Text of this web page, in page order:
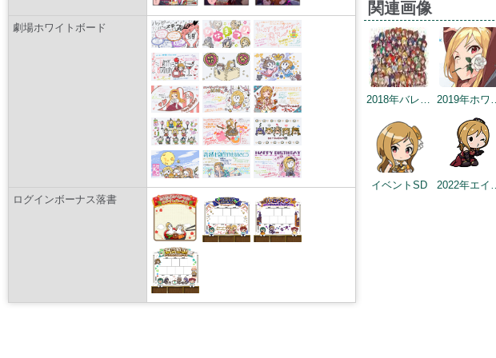
劇場ホワイトボード
ログインボーナス落書
関連画像
2018年バレンタインデー公式ツイート 2019年ホワイトデートップ画面
イベントSD 2022年エイプリルフールネタ